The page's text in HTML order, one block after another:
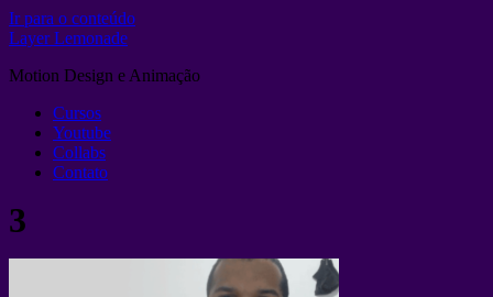
Ir para o conteúdo
Layer Lemonade
Motion Design e Animação
Cursos
Youtube
Collabs
Contato
3